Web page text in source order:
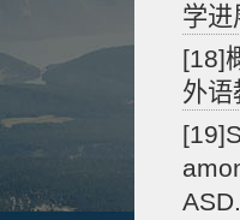
学进
[18]
外语